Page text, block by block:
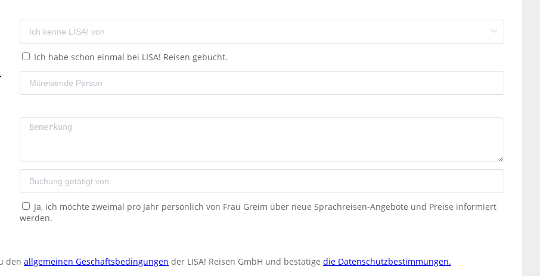
Ich habe schon einmal bei LISA! Reisen gebucht.
Ja, ich möchte zweimal pro Jahr persönlich von Frau Greim über neue Sprachreisen-Angebote und Preise informiert
werden.
den allgemeinen Geschäftsbedingungen der LISA! Reisen GmbH und bestätige die Datenschutzbestimmungen.